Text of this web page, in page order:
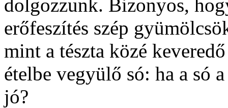
dolgozzunk. Bizonyos,
erőfeszítés szép
mint a tészta közé
ételbe vegyülő só: ha a só
jó?